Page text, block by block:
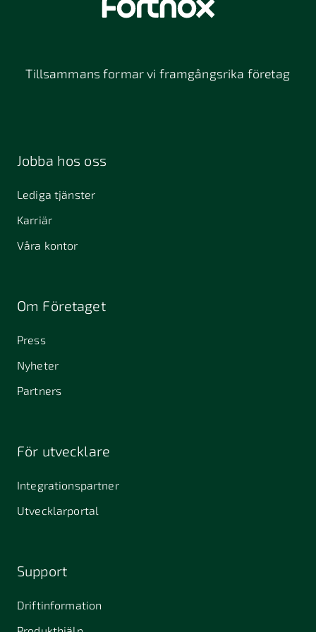
Tillsammans formar vi framgångsrika företag
Jobba hos oss
Lediga tjänster
Karriär
Våra kontor
Om Företaget
Press
Nyheter
Partners
För utvecklare
Integrationspartner
Utvecklarportal
Support
Driftinformation